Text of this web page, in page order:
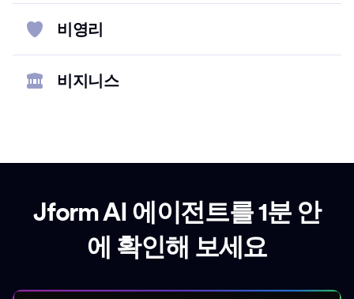
비영리
비지니스
Jform AI 에이전트를 1분 안
에 확인해 보세요